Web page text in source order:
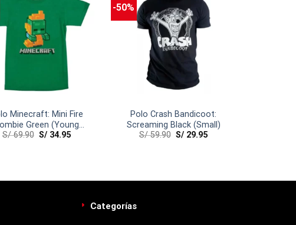
Minecraft: Mini Fire
Green (Young
Medium)
S/69.90 S/ 34.95
-50%
Polo Crash Bandicoot:
Screaming Black (Small)
S/59.90 S/ 29.95
Categorías